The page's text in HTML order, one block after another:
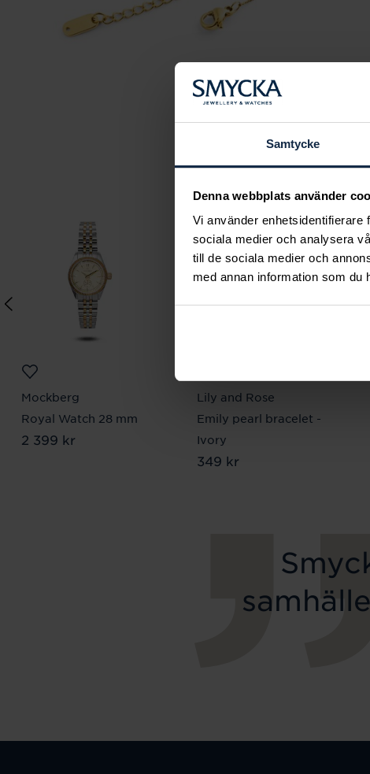
Samtycke
Denna webbplats använder
Vi använder enhetsidentifierare
sociala medier och analysera
till de sociala medier och
med annan information som du
Mockberg
Royal Watch 28 mm
Pris:2 399 kr
2 399 kr
Lily and Rose
Emily pearl bracelet -
Ivory
Pris:349 kr
349 kr